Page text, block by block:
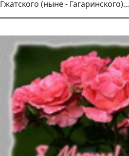
Гжатского (ныне - Гагаринского)...